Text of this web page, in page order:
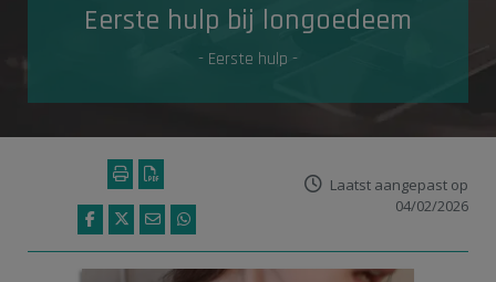
Gezondheid in de media
Eerste hulp bij longoedeem
- Eerste hulp -
Laatst aangepast op
04/02/2026